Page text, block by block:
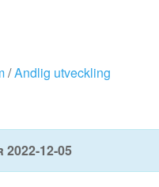
/Andlig utveckling
12-05